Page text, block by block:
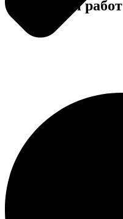
Примеры работ